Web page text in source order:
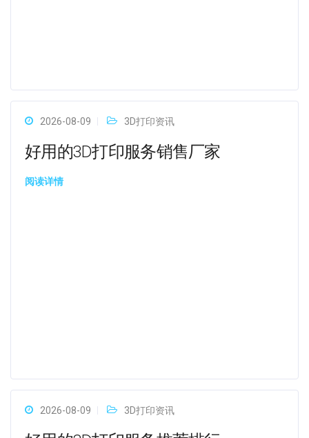
2026-08-09 3D打印资讯
好用的3D打印服务销售厂家
阅读详情
2026-08-09 3D打印资讯